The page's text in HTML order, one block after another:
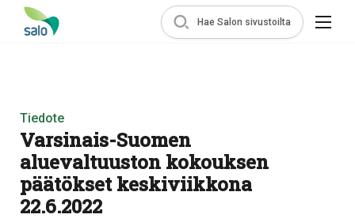
Hae Salon sivustoilta
Tiedote
Varsinais-Suomen
aluevaltuuston kokouksen
päätökset keskiviikkona
22.6.2022